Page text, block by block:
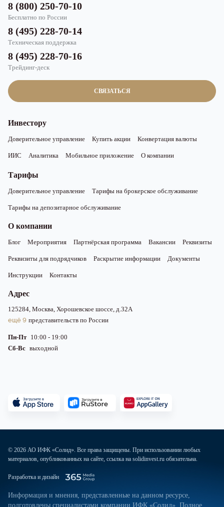
СВЯЗАТЬСЯ
8 (800) 250-70-10
Бесплатно по России
8 (495) 228-70-14
Техническая поддержка
8 (495) 228-70-16
Трейдинг-деск
Инвестору
Доверительное управление Купить акции Конвертация валюты
ИИС Аналитика Мобильное приложение О компании
Тарифы
Доверительное управление Тарифы на брокерское обслуживание
Тарифы на депозитарное обслуживание
О компании
Блог Мероприятия Партнёрская программа Вакансии Реквизиты
Реквизиты для подрядчиков Раскрытие информации Документы
Инструкции Контакты
Адрес
125284, Москва, Хорошевское шоссе, д.32А
ещё 9 представительств по России
Пн-Пт 10:00 - 19:00
Сб-Вс выходной
© 2026 АО ИФК «Солид». Все права защищены. При использовании любых
материалов, опубликованных на сайте, ссылка на solidinvest.ru обязательна.
Разработка и дизайн
Информация и мнения, представленные на данном ресурсе,
подготовлены специалистами компании ИФК «Солид». Полное